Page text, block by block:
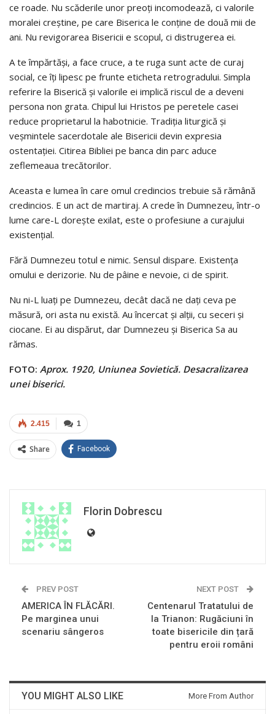
ce roade. Nu scăderile unor preoţi incomodează, ci valorile
moralei creştine, pe care Biserica le conţine de două mii de
ani. Nu revigorarea Bisericii e scopul, ci distrugerea ei.
A te împărtăşi, a face cruce, a te ruga sunt acte de curaj
social, ce îţi lipesc pe frunte eticheta retrogradului. Simpla
referire la Biserică şi valorile ei implică riscul de a deveni
persona non grata. Chipul lui Hristos pe peretele casei
reduce proprietarul la habotnicie. Tradiţia liturgică şi
veşmintele sacerdotale ale Bisericii devin expresia
ostentaţiei. Citirea Bibliei pe banca din parc aduce
zeflemeaua trecătorilor.
Aceasta e lumea în care omul credincios trebuie să rămână
credincios. E un act de martiraj. A crede în Dumnezeu, într-o
lume care-L doreşte exilat, este o profesiune a curajului
existenţial.
Fără Dumnezeu totul e nimic. Sensul dispare. Existenţa
omului e derizorie. Nu de pâine e nevoie, ci de spirit.
Nu ni-L luaţi pe Dumnezeu, decât dacă ne daţi ceva pe
măsură, ori asta nu există. Au încercat şi alţii, cu seceri şi
ciocane. Ei au dispărut, dar Dumnezeu şi Biserica Sa au
rămas.
FOTO: Aprox. 1920, Uniunea Sovietică. Desacralizarea
unei biserici.
1
2.415
Share Facebook
Florin Dobrescu
PREV POST
AMERICA ÎN FLĂCĂRI.
Pe marginea unui
scenariu sângeros
NEXT POST
Centenarul Tratatului de
la Trianon: Rugăciuni în
toate bisericile din țară
pentru eroii români
YOU MIGHT ALSO LIKE More From Author